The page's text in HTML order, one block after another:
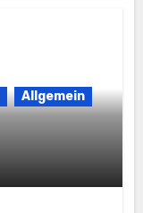
Allgemein